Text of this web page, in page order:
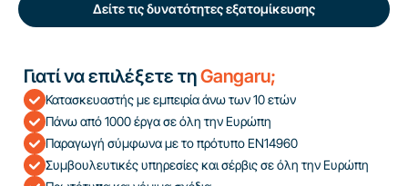
Δείτε τις δυνατότητες εξατομίκευσης
Γιατί να επιλέξετε τηGangaru;
Κατασκευαστής με εμπειρία άνω των 10 ετών
Πάνω από 1000 έργα σε όλη την Ευρώπη
Παραγωγή σύμφωνα με το πρότυπο EN14960
Συμβουλευτικές υπηρεσίες και σέρβις σε όλη την Ευρώπη